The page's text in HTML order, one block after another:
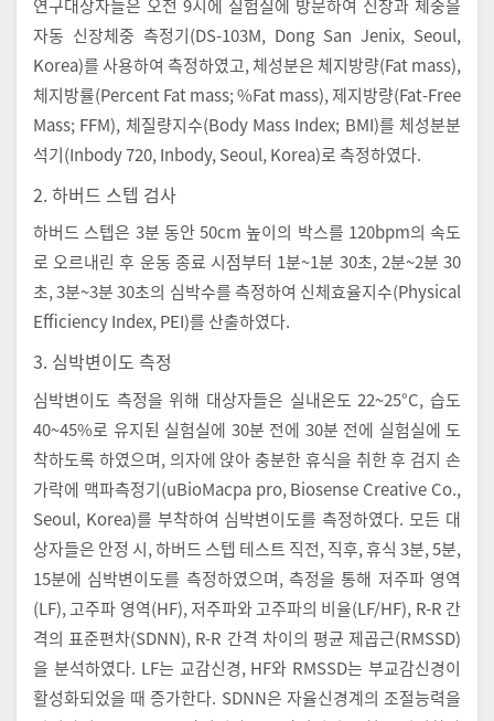
연구대상자들은 오전 9시에 실험실에 방문하여 신장과 체중을
자동 신장체중 측정기(DS-103M, Dong San Jenix, Seoul,
Korea)를 사용하여 측정하였고, 체성분은 체지방량(Fat mass),
체지방률(Percent Fat mass; %Fat mass), 제지방량(Fat-Free
Mass; FFM), 체질량지수(Body Mass Index; BMI)를 체성분분
석기(Inbody 720, Inbody, Seoul, Korea)로 측정하였다.
2. 하버드 스텝 검사
하버드 스텝은 3분 동안 50cm 높이의 박스를 120bpm의 속도
로 오르내린 후 운동 종료 시점부터 1분~1분 30초, 2분~2분 30
초, 3분~3분 30초의 심박수를 측정하여 신체효율지수(Physical
Efficiency Index, PEI)를 산출하였다.
3. 심박변이도 측정
심박변이도 측정을 위해 대상자들은 실내온도 22~25°C, 습도
40~45%로 유지된 실험실에 30분 전에 30분 전에 실험실에 도
착하도록 하였으며, 의자에 앉아 충분한 휴식을 취한 후 검지 손
가락에 맥파측정기(uBioMacpa pro, Biosense Creative Co.,
Seoul, Korea)를 부착하여 심박변이도를 측정하였다. 모든 대
상자들은 안정 시, 하버드 스텝 테스트 직전, 직후, 휴식 3분, 5분,
15분에 심박변이도를 측정하였으며, 측정을 통해 저주파 영역
(LF), 고주파 영역(HF), 저주파와 고주파의 비율(LF/HF), R-R 간
격의 표준편차(SDNN), R-R 간격 차이의 평균 제곱근(RMSSD)
을 분석하였다. LF는 교감신경, HF와 RMSSD는 부교감신경이
활성화되었을 때 증가한다. SDNN은 자율신경계의 조절능력을